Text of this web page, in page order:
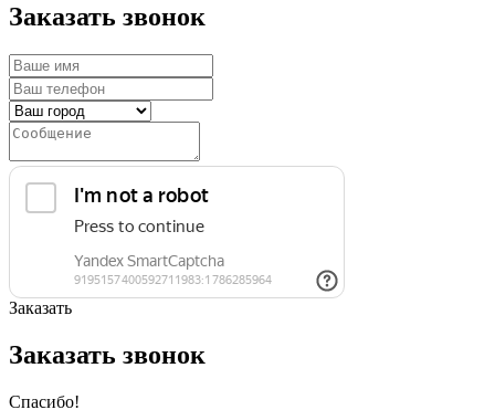
Заказать звонок
Заказать
Заказать звонок
Спасибо!